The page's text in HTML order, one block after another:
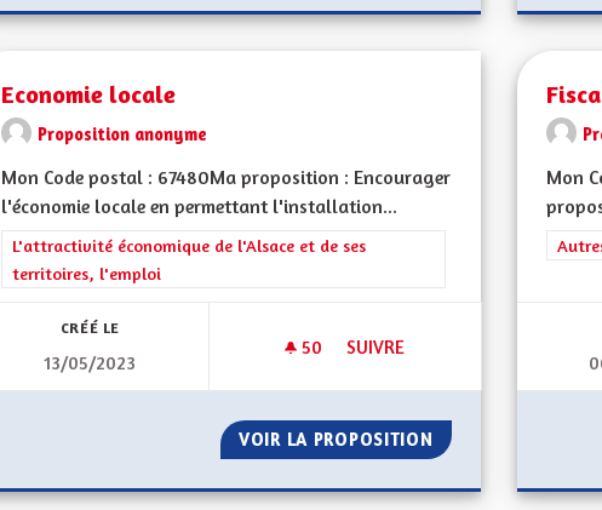
Economie locale
Proposition anonyme
Mon Code postal : 67480Ma proposition : Encourager
l'économie locale en permettant l'installation...
Filtrer les résultats de la catégorie : L'attractivité économique de l'Alsace et
L'attractivité économique de l'Alsace et de ses
territoires, l'emploi
CRÉÉ LE
13/05/2023
50 50 ABONNÉS
SUIVRE
VOIR LA PROPOSITION ECONOMIE LOCALE
Mon